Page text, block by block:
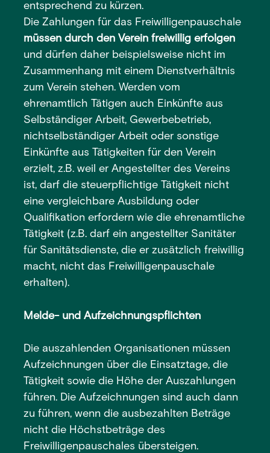
entsprechend zu kürzen.
Die Zahlungen für das Freiwilligenpauschale
müssen durch den Verein freiwillig erfolgen
und dürfen daher beispielsweise nicht im
Zusammenhang mit einem Dienstverhältnis
zum Verein stehen. Werden vom
ehrenamtlich Tätigen auch Einkünfte aus
Selbständiger Arbeit, Gewerbebetrieb,
nichtselbständiger Arbeit oder sonstige
Einkünfte aus Tätigkeiten für den Verein
erzielt, z.B. weil er Angestellter des Vereins
ist, darf die steuerpflichtige Tätigkeit nicht
eine vergleichbare Ausbildung oder
Qualifikation erfordern wie die ehrenamtliche
Tätigkeit (z.B. darf ein angestellter Sanitäter
für Sanitätsdienste, die er zusätzlich freiwillig
macht, nicht das Freiwilligenpauschale
erhalten).
Melde- und Aufzeichnungspflichten
Die auszahlenden Organisationen müssen
Aufzeichnungen über die Einsatztage, die
Tätigkeit sowie die Höhe der Auszahlungen
führen. Die Aufzeichnungen sind auch dann
zu führen, wenn die ausbezahlten Beträge
nicht die Höchstbeträge des
Freiwilligenpauschales übersteigen.